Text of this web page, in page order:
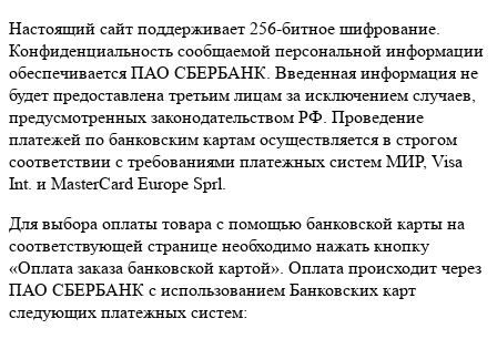
Настоящий сайт поддерживает 256-битное шифрование.
Конфиденциальность сообщаемой персональной информации
обеспечивается ПАО СБЕРБАНК. Введенная информация не
будет предоставлена третьим лицам за исключением случаев,
предусмотренных законодательством РФ. Проведение
платежей по банковским картам осуществляется в строгом
соответствии с требованиями платежных систем МИР, Visa
Int. и MasterCard Europe Sprl.
Для выбора оплаты товара с помощью банковской карты на
соответствующей странице необходимо нажать кнопку
«Оплата заказа банковской картой». Оплата происходит через
ПАО СБЕРБАНК с использованием Банковских карт
следующих платежных систем: